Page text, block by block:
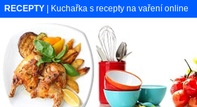
RECEPTY | Kuchařka s recepty na vaření online